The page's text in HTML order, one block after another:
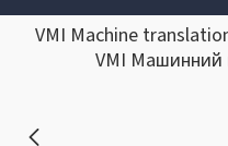
VMI Machine
VMI Машинний